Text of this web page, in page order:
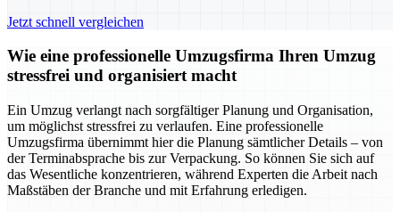
Jetzt schnell vergleichen
Wie eine professionelle Umzugsfirma Ihren Umzug
stressfrei und organisiert macht
Ein Umzug verlangt nach sorgfältiger Planung und Organisation,
um möglichst stressfrei zu verlaufen. Eine professionelle
Umzugsfirma übernimmt hier die Planung sämtlicher Details – von
der Terminabsprache bis zur Verpackung. So können Sie sich auf
das Wesentliche konzentrieren, während Experten die Arbeit nach
Maßstäben der Branche und mit Erfahrung erledigen.